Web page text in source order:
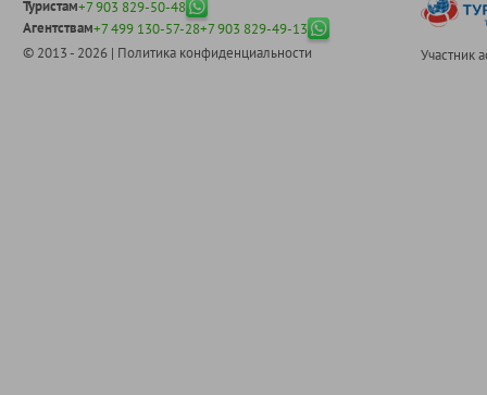
Туристам+7 903 829-50-48
Агентствам+7 499 130-57-28+7 903 829-49-13
© 2013 - 2026 | Политика конфиденциальности Участник